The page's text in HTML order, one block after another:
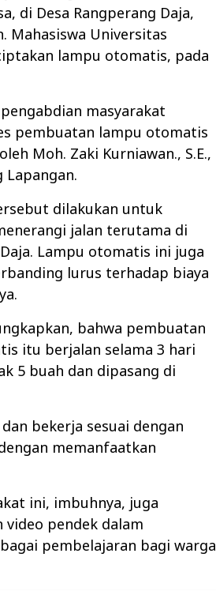
di Desa Rangperang Daja,
Mahasiswa Universitas
lampu otomatis, pada
masyarakat
pembuatan lampu otomatis
Moh. Zaki Kurniawan., S.E.,
Lapangan.
dilakukan untuk
jalan terutama di
Lampu otomatis ini juga
lurus terhadap biaya
bahwa pembuatan
itu berjalan selama 3 hari
5 buah dan dipasang di
bekerja sesuai dengan
memanfaatkan
ini, imbuhnya, juga
pendek dalam
pembelajaran bagi warga